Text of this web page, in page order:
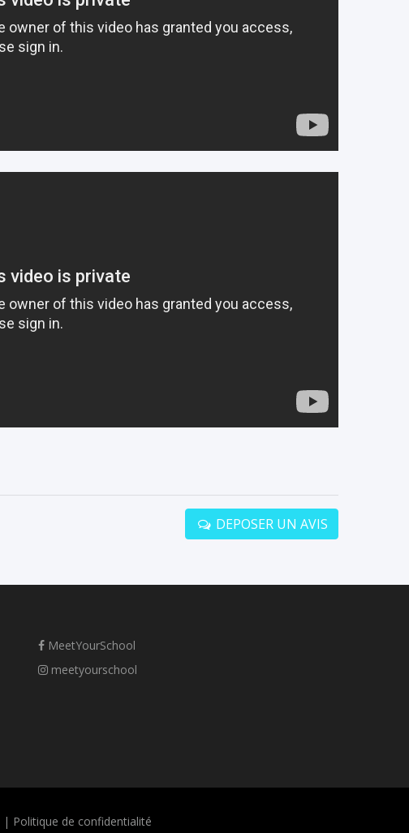
DEPOSER UN AVIS
MeetYourSchool
meetyourschool
| Politique de confidentialité